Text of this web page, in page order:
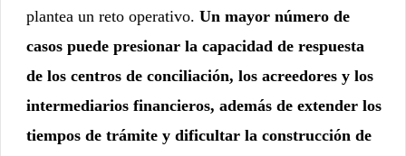
plantea un reto operativo.Un mayor número de
casos puede presionar la capacidad de respuesta
de los centros de conciliación, los acreedores y los
intermediarios financieros, además de extender los
tiempos de trámite y dificultar la construcción de